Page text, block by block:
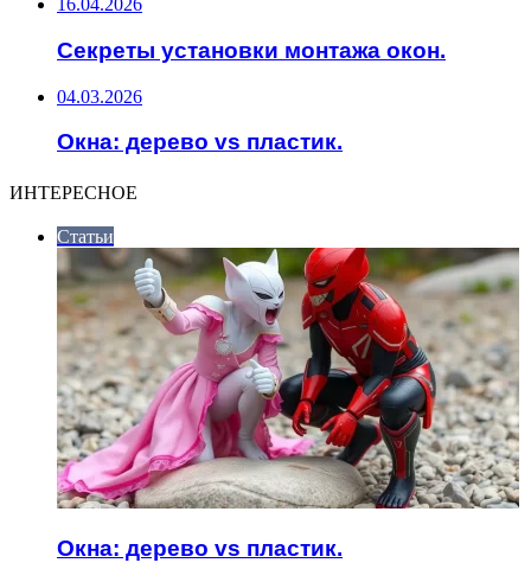
16.04.2026
Секреты установки монтажа окон.
04.03.2026
Окна: дерево vs пластик.
ИНТЕРЕСНОЕ
Статьи
Окна: дерево vs пластик.